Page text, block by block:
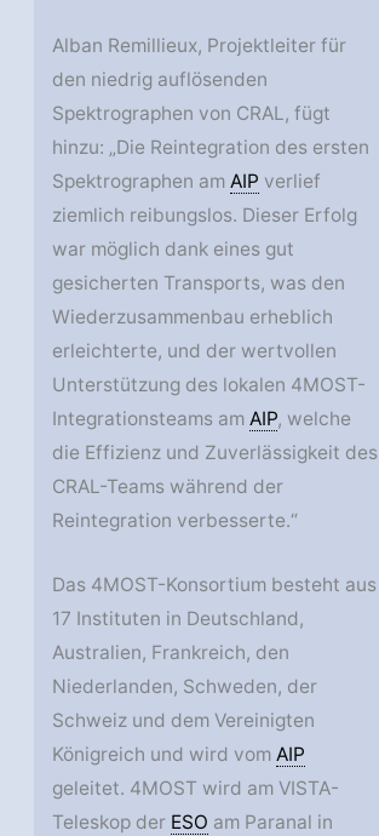
Alban Remillieux, Projektleiter für
den niedrig auflösenden
Spektrographen von CRAL, fügt
hinzu: „Die Reintegration des ersten
Spektrographen amAIP verlief
ziemlich reibungslos. Dieser Erfolg
war möglich dank eines gut
gesicherten Transports, was den
Wiederzusammenbau erheblich
erleichterte, und der wertvollen
Unterstützung des lokalen 4MOST-
Integrationsteams amAIP, welche
die Effizienz und Zuverlässigkeit des
CRAL-Teams während der
Reintegration verbesserte.“
Das 4MOST-Konsortium besteht aus
17 Instituten in Deutschland,
Australien, Frankreich, den
Niederlanden, Schweden, der
Schweiz und dem Vereinigten
Königreich und wird vomAIP
geleitet. 4MOST wird am VISTA-
Teleskop der ESO am Paranal in